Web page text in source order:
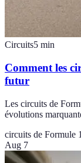
Circuits5 min
Comment les
futur
Les circuits de
évolutions
circuits de Formule 1
Aug 7